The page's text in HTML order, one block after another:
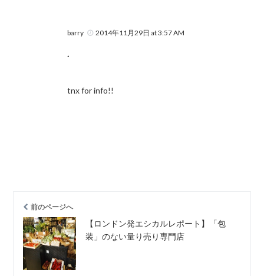
barry 2014年11月29日 at 3:57 AM
.
tnx for info!!
前のページへ
【ロンドン発エシカルレポート】「包
装」のない量り売り専門店